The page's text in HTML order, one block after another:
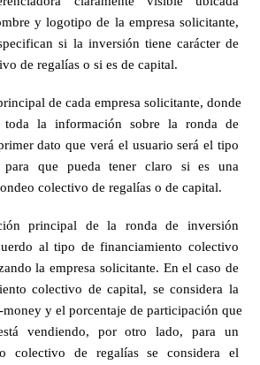
y logotipo de la empresa solicitante,
si la inversión tiene carácter de
de regalías o si es de capital.
de cada empresa solicitante, donde
toda la información sobre la ronda de
dato que verá el usuario será el tipo
para que pueda tener claro si es una
colectivo de regalías o de capital.
principal de la ronda de inversión
al tipo de financiamiento colectivo
la empresa solicitante. En el caso de
colectivo de capital, se considera la
y el porcentaje de participación que
vendiendo, por otro lado, para un
colectivo de regalías se considera el